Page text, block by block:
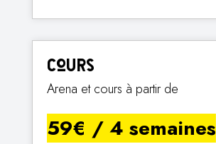
Cours
Arena et cours à partir de
59€ / 4 semaines